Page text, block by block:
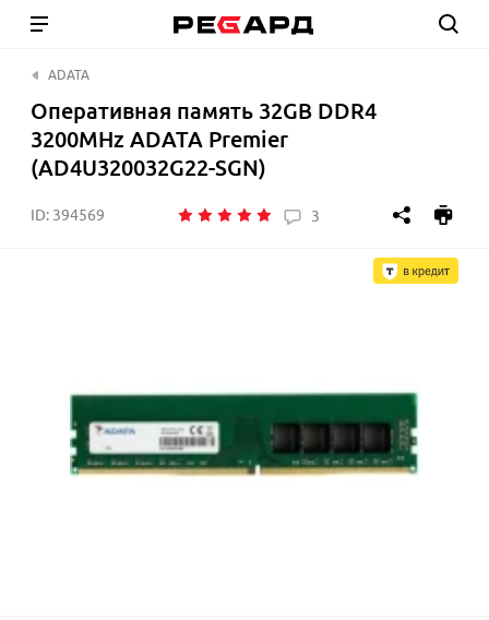
ADATA
Оперативная память 32GB DDR4
3200MHz ADATA Premier
(AD4U320032G22-SGN)
ID: 394569 3